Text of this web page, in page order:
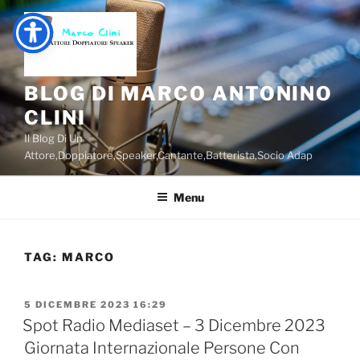
Salta
al
contenuto
BLOG DI MARCO ANTONINO
CLINI
Il Blog Di Un
Attore,Doppiatore,Speaker,Cantante,Batterista,Socio Adap
Menu
TAG: MARCO
PUBBLICATO
IL
5 DICEMBRE 2023 16:29
Spot Radio Mediaset – 3 Dicembre 2023
Giornata Internazionale Persone Con